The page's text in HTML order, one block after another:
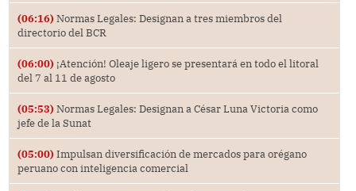
(06:16) Normas Legales: Designan a tres miembros del
directorio del BCR
(06:00) ¡Atención! Oleaje ligero se presentará en todo el litoral
del 7 al 11 de agosto
(05:53) Normas Legales: Designan a César Luna Victoria como
jefe de la Sunat
(05:00) Impulsan diversificación de mercados para orégano
peruano con inteligencia comercial